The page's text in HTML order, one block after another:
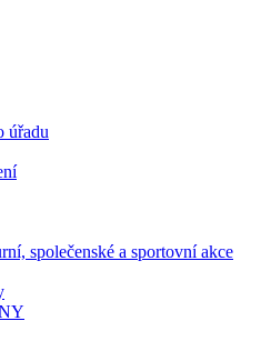
úřadu
společenské a sportovní akce